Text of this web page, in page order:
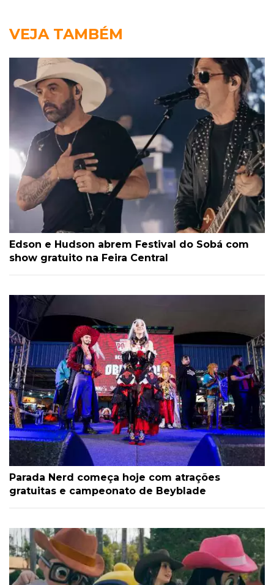
VEJA TAMBÉM
Edson e Hudson abrem Festival do Sobá com
show gratuito na Feira Central
Parada Nerd começa hoje com atrações
gratuitas e campeonato de Beyblade